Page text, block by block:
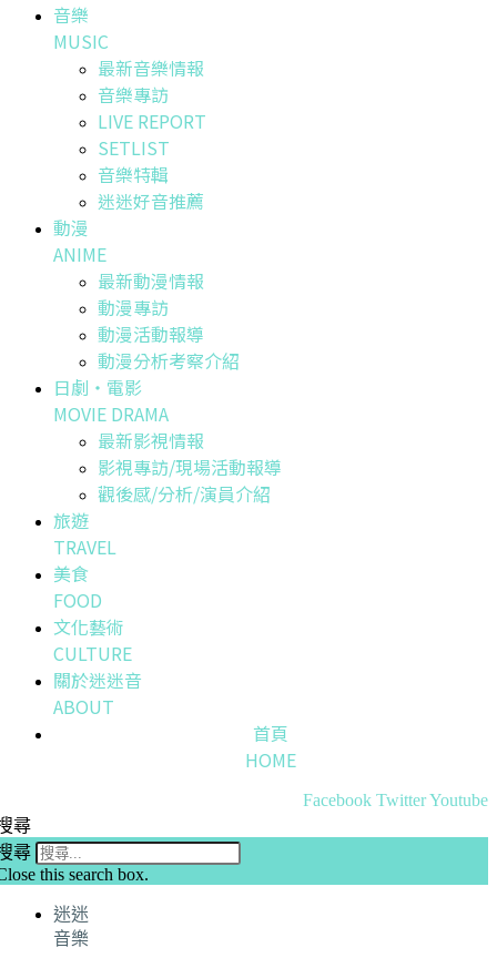
音樂
MUSIC
最新音樂情報
音樂專訪
LIVE REPORT
SETLIST
音樂特輯
迷迷好音推薦
動漫
ANIME
最新動漫情報
動漫專訪
動漫活動報導
動漫分析考察介紹
日劇・電影
MOVIE DRAMA
最新影視情報
影視專訪/現場活動報導
觀後感/分析/演員介紹
旅遊
TRAVEL
美食
FOOD
文化藝術
CULTURE
關於迷迷音
ABOUT
首頁
HOME
Facebook TwitterYoutube
尋
尋
this search box.
迷迷
音樂